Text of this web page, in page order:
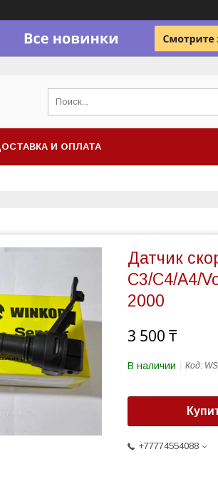
И ОПЛАТА
Датчик
C3/C4/A4/
2000
3 500 ₸
В наличии Код:
+77774554088